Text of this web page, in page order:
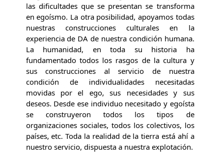
las dificultades que se presentan se transforma
en egoísmo. La otra posibilidad, apoyamos todas
nuestras construcciones culturales en la
experiencia de DA de nuestra condición humana.
La humanidad, en toda su historia ha
fundamentado todos los rasgos de la cultura y
sus construcciones al servicio de nuestra
condición de individualidades necesitadas
movidas por el ego, sus necesidades y sus
deseos. Desde ese individuo necesitado y egoísta
se construyeron todos los tipos de
organizaciones sociales, todos los colectivos, los
países, etc. Toda la realidad de la tierra está ahí a
nuestro servicio, dispuesta a nuestra explotación.